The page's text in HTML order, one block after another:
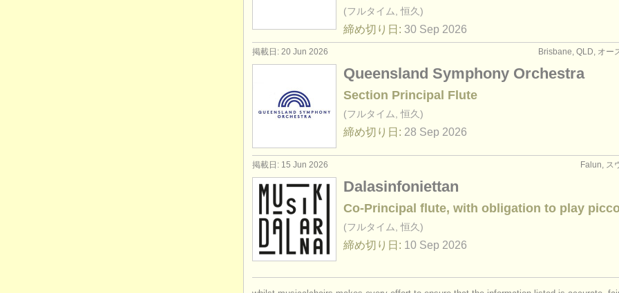
(フルタイム, 恒久)
締め切り日: 30 Sep 2026
Brisbane, QLD, オー
掲載日: 20 Jun 2026
Queensland Symphony Orchestra
Section Principal Flute
(フルタイム, 恒久)
締め切り日: 28 Sep 2026
Falun, ス
掲載日: 15 Jun 2026
Dalasinfoniettan
Co-Principal flute, with obligation to play
(フルタイム, 恒久)
締め切り日: 10 Sep 2026